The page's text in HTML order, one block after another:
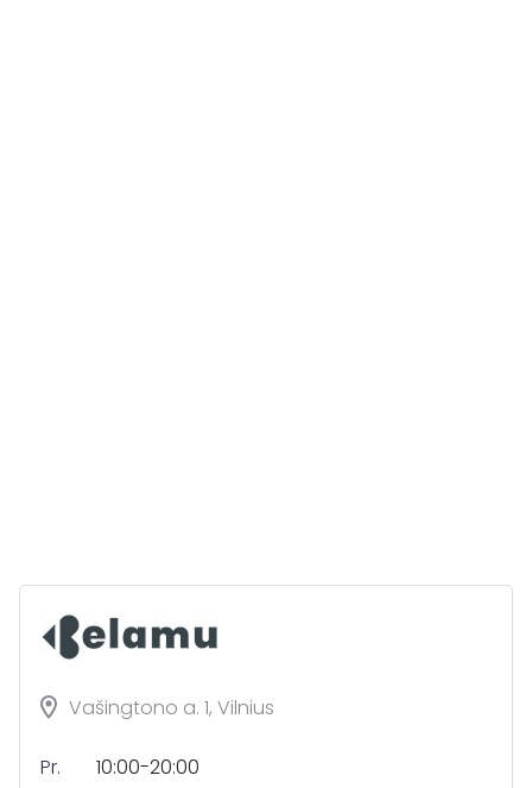
Vašingtono a. 1, Vilnius
Pr.
10:00-20:00